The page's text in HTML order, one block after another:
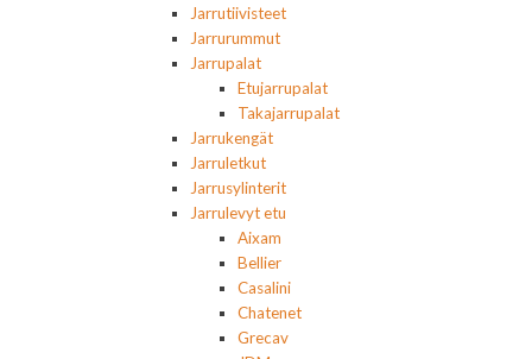
Jarrutiivisteet
Jarrurummut
Jarrupalat
Etujarrupalat
Takajarrupalat
Jarrukengät
Jarruletkut
Jarrusylinterit
Jarrulevyt etu
Aixam
Bellier
Casalini
Chatenet
Grecav